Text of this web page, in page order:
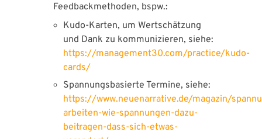
Feedbackmethoden, bspw.:
Kudo-Karten, um Wertschätzung
und Dank zu kommunizieren, siehe:
https://management30.com/practice/kudo-
cards/
Spannungsbasierte Termine, siehe:
https://www.neuenarrative.de/magazin/
arbeiten-wie-spannungen-dazu-
beitragen-dass-sich-etwas-